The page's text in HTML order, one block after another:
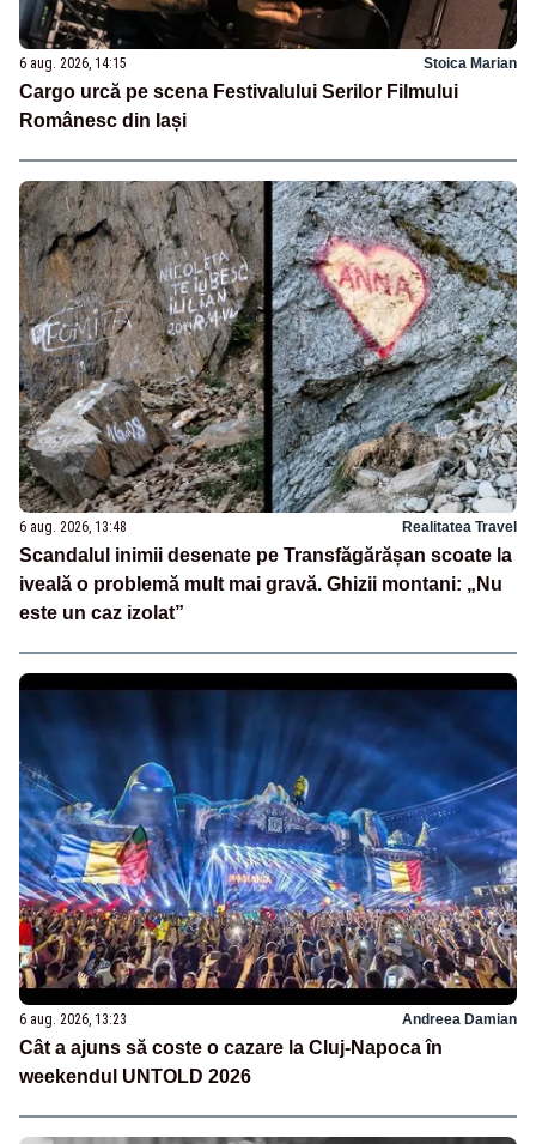
6 aug. 2026, 14:15 Stoica Marian
Cargo urcă pe scena Festivalului Serilor Filmului
Românesc din Iași
6 aug. 2026, 13:48 Realitatea Travel
Scandalul inimii desenate pe Transfăgărășan scoate la
iveală o problemă mult mai gravă. Ghizii montani: „Nu
este un caz izolat”
6 aug. 2026, 13:23 Andreea Damian
Cât a ajuns să coste o cazare la Cluj-Napoca în
weekendul UNTOLD 2026